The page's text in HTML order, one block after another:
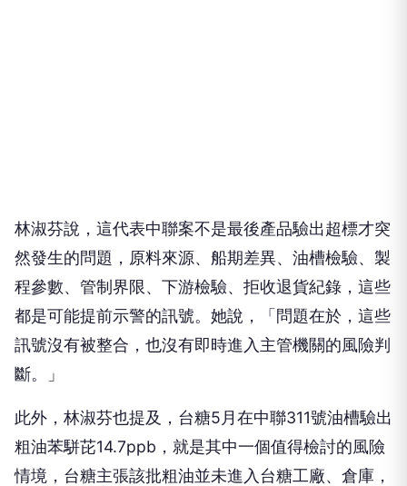
林淑芬說，這代表中聯案不是最後產品驗出超標才突
然發生的問題，原料來源、船期差異、油槽檢驗、製
程參數、管制界限、下游檢驗、拒收退貨紀錄，這些
都是可能提前示警的訊號。她說，「問題在於，這些
訊號沒有被整合，也沒有即時進入主管機關的風險判
斷。」
此外，林淑芬也提及，台糖5月在中聯311號油槽驗出
粗油苯駢芘14.7ppb，就是其中一個值得檢討的風險
情境，台糖主張該批粗油並未進入台糖工廠、倉庫，